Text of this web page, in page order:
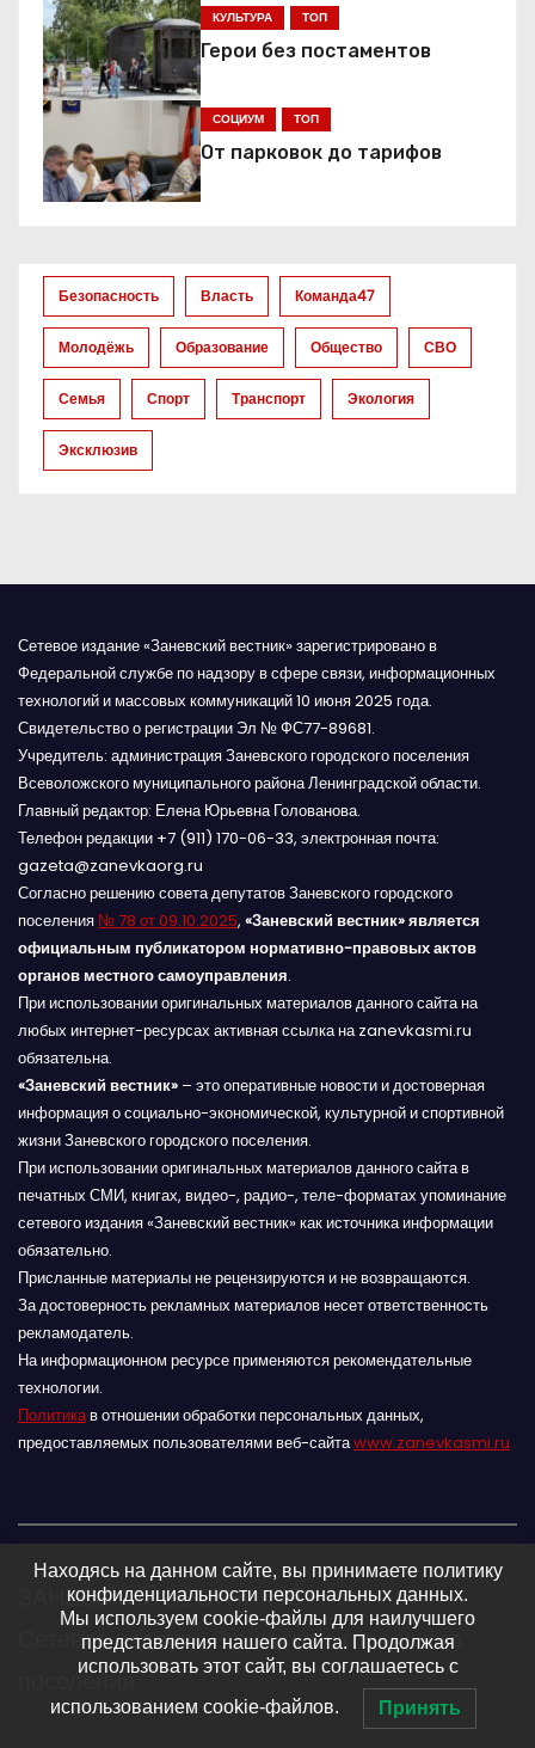
ц
и
я
п
з
а
п
и
с
м
КУЛЬТУРА ТОП
Герои без постаментов
СОЦИУМ ТОП
От парковок до тарифов
Безопасность Власть Команда47
Молодёжь Образование Общество СВО
Семья Спорт Транспорт Экология
Эксклюзив
Сетевое издание «Заневский вестник» зарегистрировано в
Федеральной службе по надзору в сфере связи, информационных
технологий и массовых коммуникаций 10 июня 2025 года.
Свидетельство о регистрации Эл № ФС77-89681.
Учредитель: администрация Заневского городского поселения
Всеволожского муниципального района Ленинградской области.
Главный редактор: Елена Юрьевна Голованова.
Телефон редакции +7 (911) 170-06-33, электронная почта:
gazeta@zanevkaorg.ru
Согласно решению совета депутатов Заневского городского
поселения № 78 от 09.10.2025, «Заневский вестник» является
официальным публикатором нормативно-правовых актов
органов местного самоуправления.
При использовании оригинальных материалов данного сайта на
любых интернет-ресурсах активная ссылка на zanevkasmi.ru
обязательна.
«Заневский вестник» – это оперативные новости и достоверная
информация о социально-экономической, культурной и спортивной
жизни Заневского городского поселения.
При использовании оригинальных материалов данного сайта в
печатных СМИ, книгах, видео-, радио-, теле-форматах упоминание
сетевого издания «Заневский вестник» как источника информации
обязательно.
Присланные материалы не рецензируются и не возвращаются.
За достоверность рекламных материалов несет ответственность
рекламодатель.
На информационном ресурсе применяются рекомендательные
технологии.
Политикав отношении обработки персональных данных,
предоставляемых пользователями веб-сайтаwww.zanevkasmi.ru
ЗАНЕВСКИЙ ВЕСТНИК 16+
Сетевое издание Заневского городского
поселения
Находясь на данном сайте, вы принимаете политику
конфиденциальности персональных данных.
Мы используем cookie-файлы для наилучшего
представления нашего сайта. Продолжая
использовать этот сайт, вы соглашаетесь с
использованием cookie-файлов. Принять